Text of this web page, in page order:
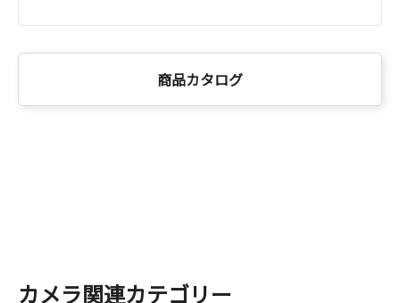
商品カタログ
カメラ関連カテゴリー